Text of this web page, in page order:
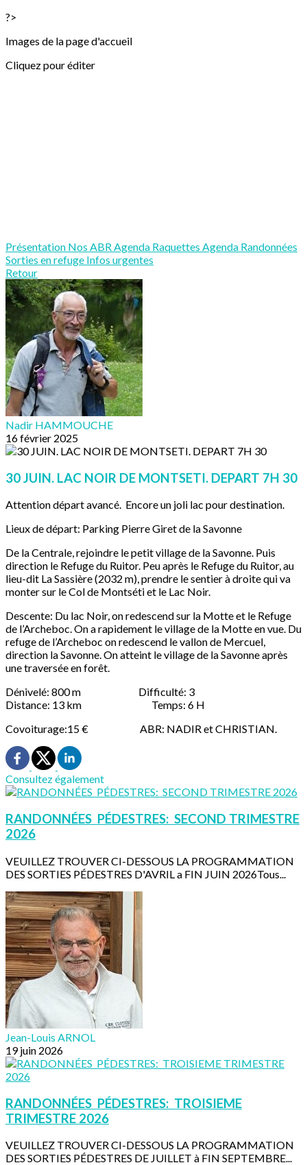
?>
Images de la page d'accueil
Cliquez pour éditer
Présentation Nos ABRAgenda Raquettes Agenda Randonnées
Sorties en refuge Infos urgentes
Retour
Nadir HAMMOUCHE
16 février 2025
30 JUIN. LAC NOIR DE MONTSETI. DEPART 7H 30
Attention départ avancé. Encore un joli lac pour destination.
Lieux de départ: Parking Pierre Giret de la Savonne
De la Centrale, rejoindre le petit village de la Savonne. Puis
direction le Refuge du Ruitor. Peu après le Refuge du Ruitor, au
lieu-dit La Sassière (2032 m), prendre le sentier à droite qui va
monter sur le Col de Montséti et le Lac Noir.
Descente: Du lac Noir, on redescend sur la Motte et le Refuge
de l’Archeboc. On a rapidement le village de la Motte en vue. Du
refuge de l’Archeboc on redescend le vallon de Mercuel,
direction la Savonne. On atteint le village de la Savonne après
une traversée en forêt.
Dénivelé: 800 m Difficulté: 3
Distance: 13 km Temps: 6 H
Covoiturage:15 € ABR: NADIR et CHRISTIAN.
Consultez également
RANDONNÉES PÉDESTRES: SECOND TRIMESTRE
2026
VEUILLEZ TROUVER CI-DESSOUS LA PROGRAMMATION
DES SORTIES PÉDESTRES D'AVRIL a FIN JUIN 2026Tous...
Jean-Louis ARNOL
19 juin 2026
RANDONNÉES PÉDESTRES: TROISIEME
TRIMESTRE 2026
VEUILLEZ TROUVER CI-DESSOUS LA PROGRAMMATION
DES SORTIES PÉDESTRES DE JUILLET à FIN SEPTEMBRE...